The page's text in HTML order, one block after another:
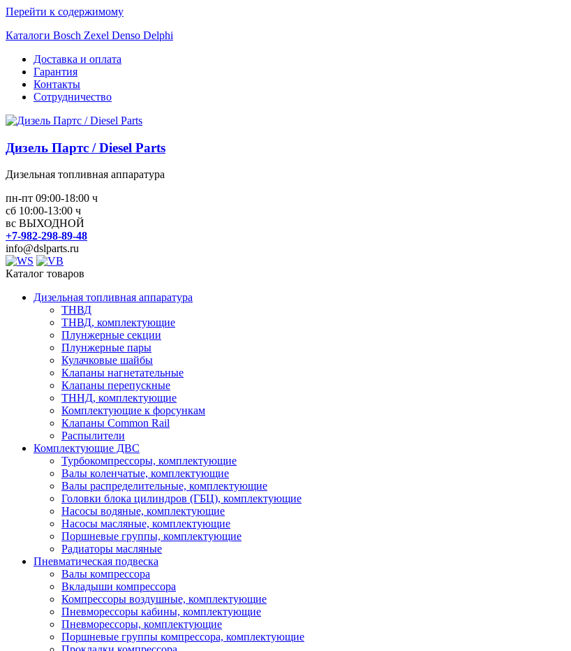
Перейти к содержимому
Каталоги Bosch Zexel Denso Delphi
Доставка и оплата
Гарантия
Контакты
Сотрудничество
Дизель Партс / Diesel Parts
Дизельная топливная аппаратура
пн-пт 09:00-18:00 ч
сб 10:00-13:00 ч
вс ВЫХОДНОЙ
+7-982-298-89-48
info@dslparts.ru
Каталог товаров
Дизельная топливная аппаратура
ТНВД
ТНВД, комплектующие
Плунжерные секции
Плунжерные пары
Кулачковые шайбы
Клапаны нагнетательные
Клапаны перепускные
ТННД, комплектующие
Комплектующие к форсункам
Клапаны Common Rail
Распылители
Комплектующие ДВС
Турбокомпрессоры, комплектующие
Валы коленчатые, комплектующие
Валы распределительные, комплектующие
Головки блока цилиндров (ГБЦ), комплектующие
Насосы водяные, комплектующие
Насосы масляные, комплектующие
Поршневые группы, комплектующие
Радиаторы масляные
Пневматическая подвеска
Валы компрессора
Вкладыши компрессора
Компрессоры воздушные, комплектующие
Пневморессоры кабины, комплектующие
Пневморессоры, комплектующие
Поршневые группы компрессора, комплектующие